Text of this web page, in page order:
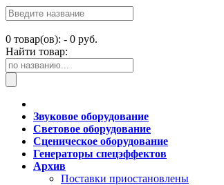
0 товар(ов): - 0 руб.
Найти товар:
Звуковое оборудование
Световое оборудование
Сценическое оборудование
Генераторы спецэффектов
Архив
Поставки приостановлены